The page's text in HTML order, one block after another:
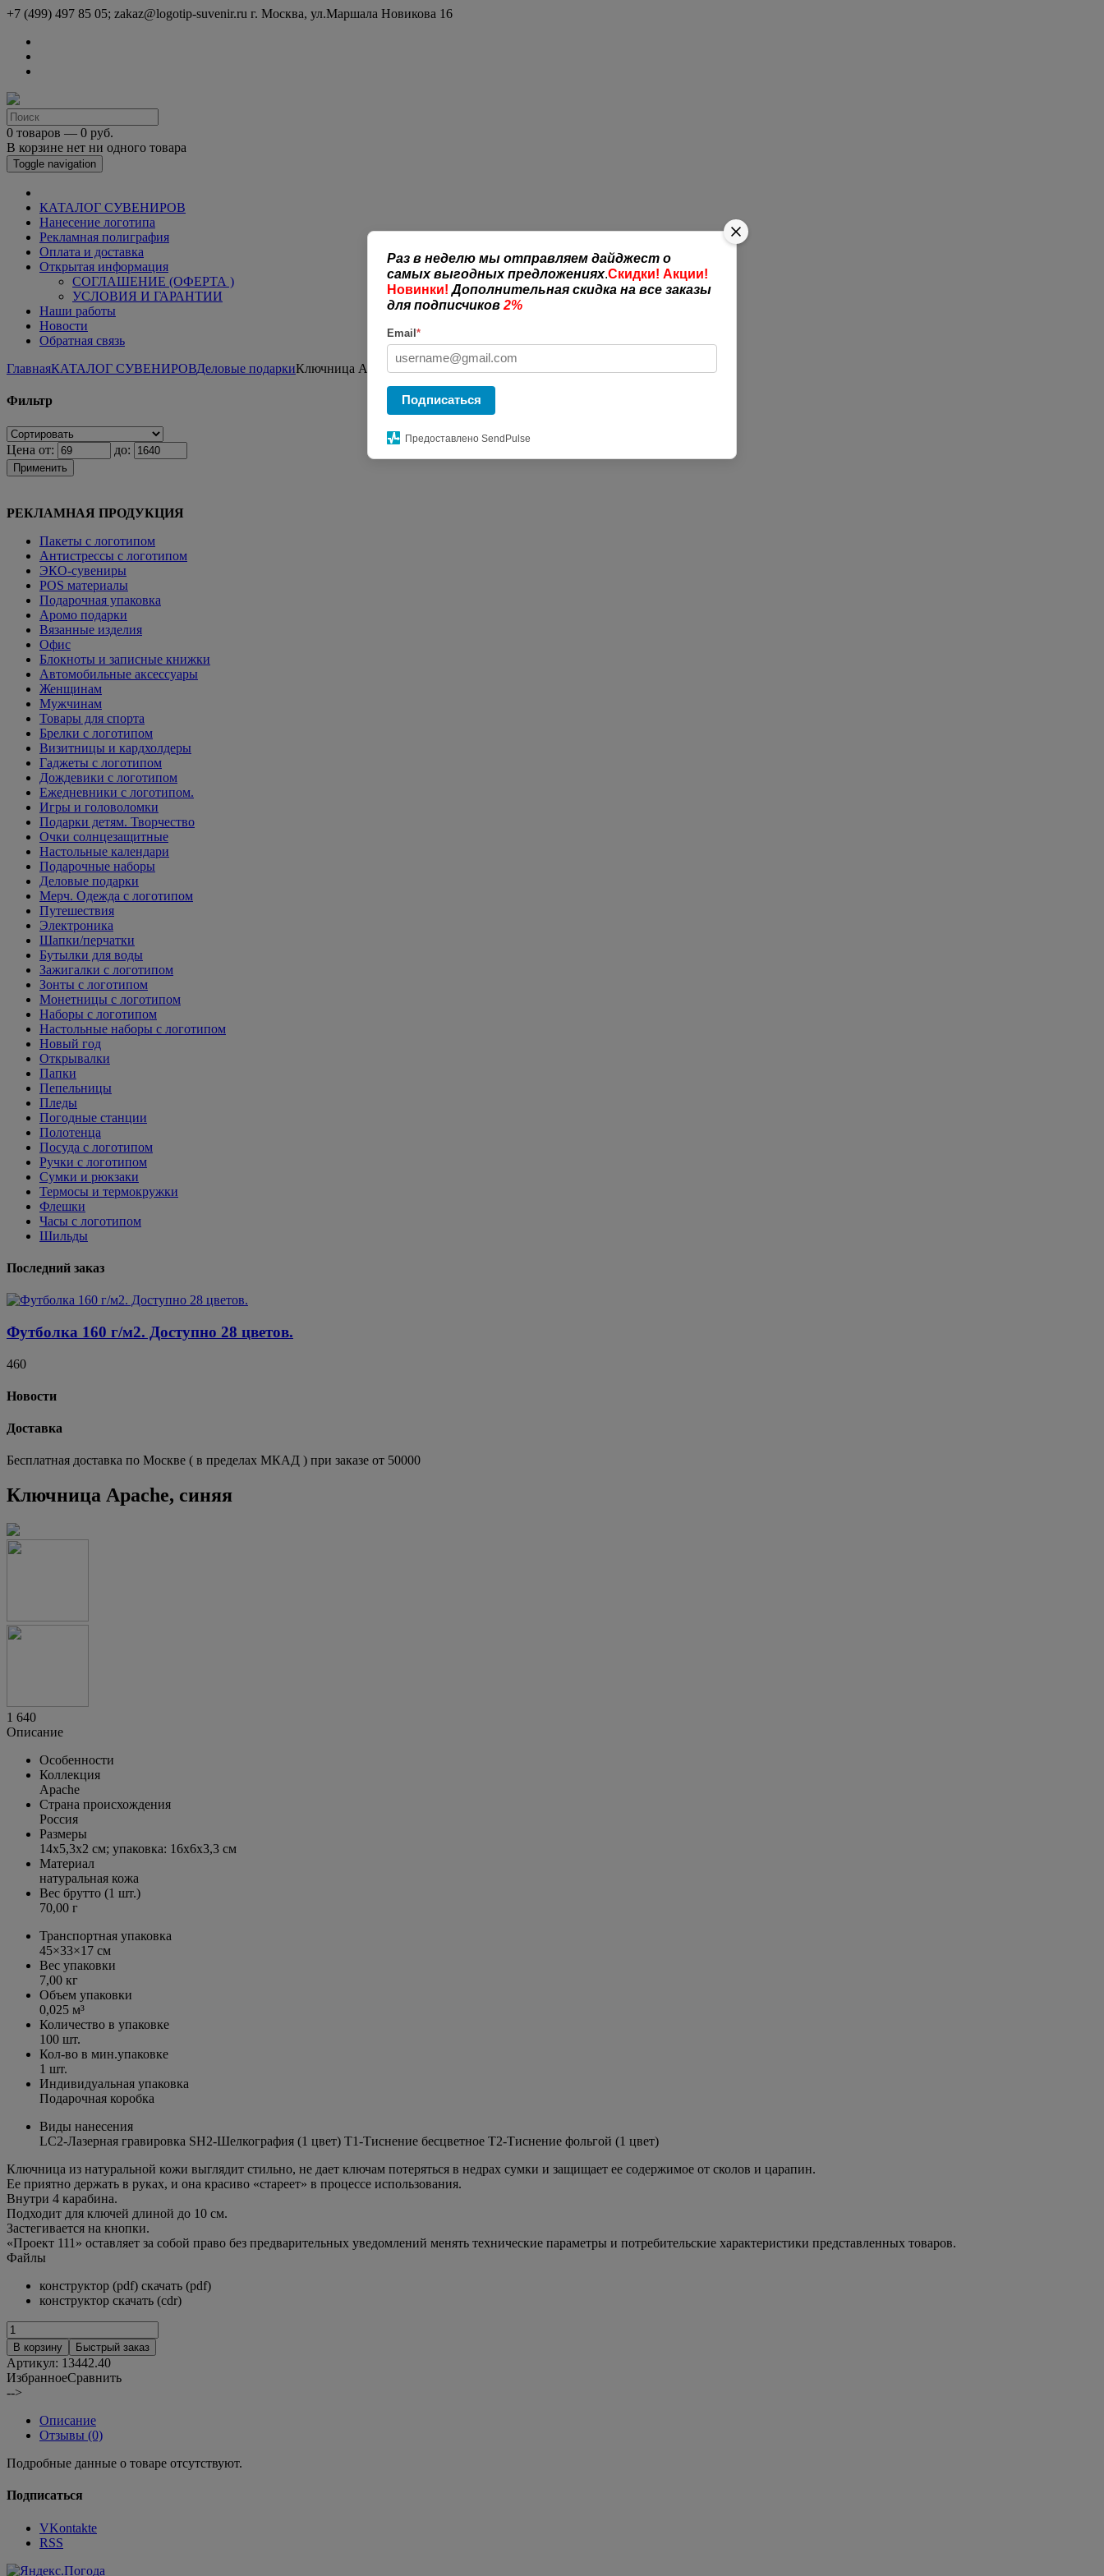
+7 (499) 497 85 05; zakaz@logotip-suvenir.ru г. Москва, ул.Маршала Новикова 16
0 товаров — 0 руб.
В корзине нет ни одного товара
Toggle navigation
КАТАЛОГ СУВЕНИРОВ
Нанесение логотипа
Рекламная полиграфия
Оплата и доставка
Открытая информация
СОГЛАШЕНИЕ (ОФЕРТА )
УСЛОВИЯ И ГАРАНТИИ
Наши работы
Новости
Обратная связь
ГлавнаяКАТАЛОГ СУВЕНИРОВДеловые подаркиКлючница Apache, синяя
Фильтр
Цена от: до:
Применить
РЕКЛАМНАЯ ПРОДУКЦИЯ
Пакеты с логотипом
Антистрессы с логотипом
ЭКО-сувениры
POS материалы
Подарочная упаковка
Аромо подарки
Вязанные изделия
Офис
Блокноты и записные книжки
Автомобильные аксессуары
Женщинам
Мужчинам
Товары для спорта
Брелки с логотипом
Визитницы и кардхолдеры
Гаджеты с логотипом
Дождевики с логотипом
Ежедневники с логотипом.
Игры и головоломки
Подарки детям. Творчество
Очки солнцезащитные
Настольные календари
Подарочные наборы
Деловые подарки
Мерч. Одежда с логотипом
Путешествия
Электроника
Шапки/перчатки
Бутылки для воды
Зажигалки с логотипом
Зонты с логотипом
Монетницы с логотипом
Наборы с логотипом
Настольные наборы с логотипом
Новый год
Открывалки
Папки
Пепельницы
Пледы
Погодные станции
Полотенца
Посуда с логотипом
Ручки с логотипом
Сумки и рюкзаки
Термосы и термокружки
Флешки
Часы с логотипом
Шильды
Последний заказ
Футболка 160 г/м2. Доступно 28 цветов.
460
Новости
Доставка
Бесплатная доставка по Москве ( в пределах МКАД ) при заказе от 50000
Ключница Apache, синяя
1 640
Описание
Особенности
Коллекция
Apache
Страна происхождения
Россия
Размеры
14х5,3x2 см; упаковка: 16х6х3,3 см
Материал
натуральная кожа
Вес брутто (1 шт.)
70,00 г
Транспортная упаковка
45×33×17 см
Вес упаковки
7,00 кг
Объем упаковки
0,025 м³
Количество в упаковке
100 шт.
Кол-во в мин.упаковке
1 шт.
Индивидуальная упаковка
Подарочная коробка
Виды нанесения
LC2-Лазерная гравировка SH2-Шелкография (1 цвет) T1-Тиснение бесцветное T2-Тиснение фольгой (1 цвет)
Ключница из натуральной кожи выглядит стильно, не дает ключам потеряться в недрах сумки и защищает ее содержимое от сколов и царапин.
Ее приятно держать в руках, и она красиво «стареет» в процессе использования.
Внутри 4 карабина.
Подходит для ключей длиной до 10 см.
Застегивается на кнопки.
«Проект 111» оставляет за собой право без предварительных уведомлений менять технические параметры и потребительские характеристики представленных товаров.
Файлы
конструктор (pdf) скачать (pdf)
конструктор скачать (cdr)
В корзину Быстрый заказ
Артикул: 13442.40
ИзбранноеСравнить
-->
Описание
Отзывы (0)
Подробные данные о товаре отсутствуют.
Подписаться
VKontakte
RSS
Раз в неделю мы отправляем дайджест о
самых выгодных предложениях.Скидки! Акции!
Новинки!Дополнительная скидка на все заказы
для подписчиков 2%
Email*
Подписаться
Предоставлено SendPulse